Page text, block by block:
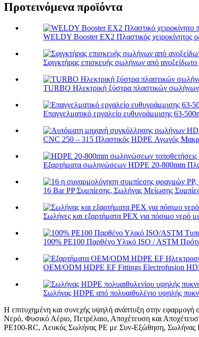
Προτεινόμενα προϊόντα
WELDY Booster EX2 Πλαστικός χειροκίνητος
Σφιγκτήρας επισκευής σωλήνων από
TURBO Ηλεκτρική ξύστρα πλαστικών
Επαγγελματικό εργαλείο ευθυγράμμισης 63-
CNC 250 – 315 Πλαστικός HDPE Αγωγός
Εξαρτήματα σωληνώσεων HDPE 20-800mm
16 Bar PP Συμπίεσης, Σωλήνας Μείωσης
Σωλήνες και εξαρτήματα PEX για πόσιμο νερό
100% PE100 Παρθένο Υλικό ISO / ASTM
OEM/ODM HDPE EF Fittings Electrofusion
Σωλήνας HDPE από πολυαιθυλένιο υψηλής
Η επιτυχημένη και συνεχής υψηλή ανάπτυξη στην
Νερό, Φυσικό Αέριο, Πετρέλαιο, Αποχέτευση και
PE100-RC, Λευκός Σωλήνας PE με Συν-Εξώθηση, Σωλήνας